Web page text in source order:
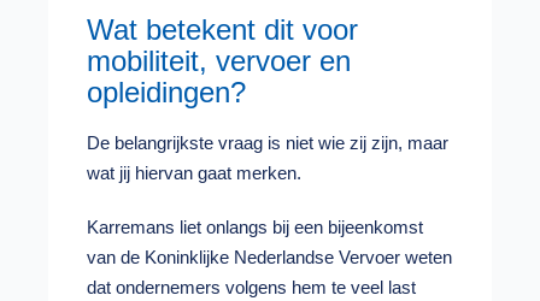
Wat betekent dit voor
mobiliteit, vervoer en
opleidingen?
De belangrijkste vraag is niet wie zij zijn, maar
wat jij hiervan gaat merken.
Karremans liet onlangs bij een bijeenkomst
van de Koninklijke Nederlandse Vervoer weten
dat ondernemers volgens hem te veel last